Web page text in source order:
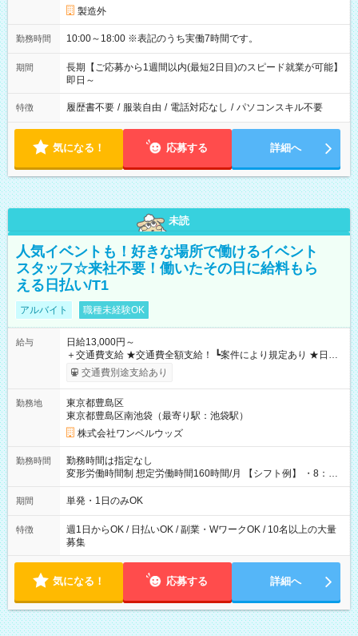
製造外
勤務時間 10:00～18:00 ※表記のうち実働7時間です。
期間
長期【ご応募から1週間以内(最短2日目)のスピード就業が可能】
即日～
特徴 履歴書不要 / 服装自由 / 電話対応なし / パソコンスキル不要
気になる！ 応募する 詳細へ
未読
人気イベントも！好きな場所で働けるイベント
スタッフ☆来社不要！働いたその日に給料もら
える日払い/T1
アルバイト 職種未経験OK
給与
日給13,000円～
＋交通費支給 ★交通費全額支給！ ┗案件により規定あり ★日払
いOK！（規定あり） ┗働いたその日に現金GET♪ お仕事後はコ
ンビニATMから 日払い分を引き落とせます！ 【試用期間】試
交通費別途支給あり
勤務地
東京都豊島区
東京都豊島区南池袋（最寄り駅：池袋駅）
株式会社ワンベルウッズ
勤務時間
勤務時間は指定なし
変形労働時間制 想定労働時間160時間/月 【シフト例】 ・8：00
～21：00
期間 単発・1日のみOK
特徴
週1日からOK / 日払いOK / 副業・WワークOK / 10名以上の大量
募集
気になる！ 応募する 詳細へ